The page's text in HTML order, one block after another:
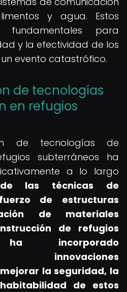
y agua. Estos
fundamentales para
y la efectividad de los
evento catastrófico.
de tecnologías
en refugios
de tecnologías de
subterráneos ha
a lo largo
las técnicas de
de estructuras
de materiales
de refugios
ha incorporado
innovaciones
la seguridad, la
de estos